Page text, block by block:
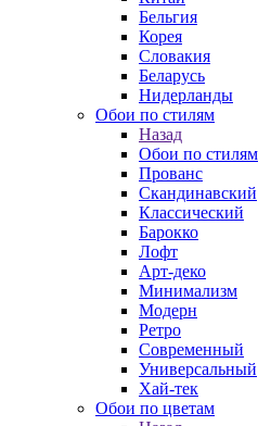
Бельгия
Корея
Словакия
Беларусь
Нидерланды
Обои по стилям
Назад
Обои по стилям
Прованс
Скандинавский
Классический
Барокко
Лофт
Арт-деко
Минимализм
Модерн
Ретро
Современный
Универсальный
Хай-тек
Обои по цветам